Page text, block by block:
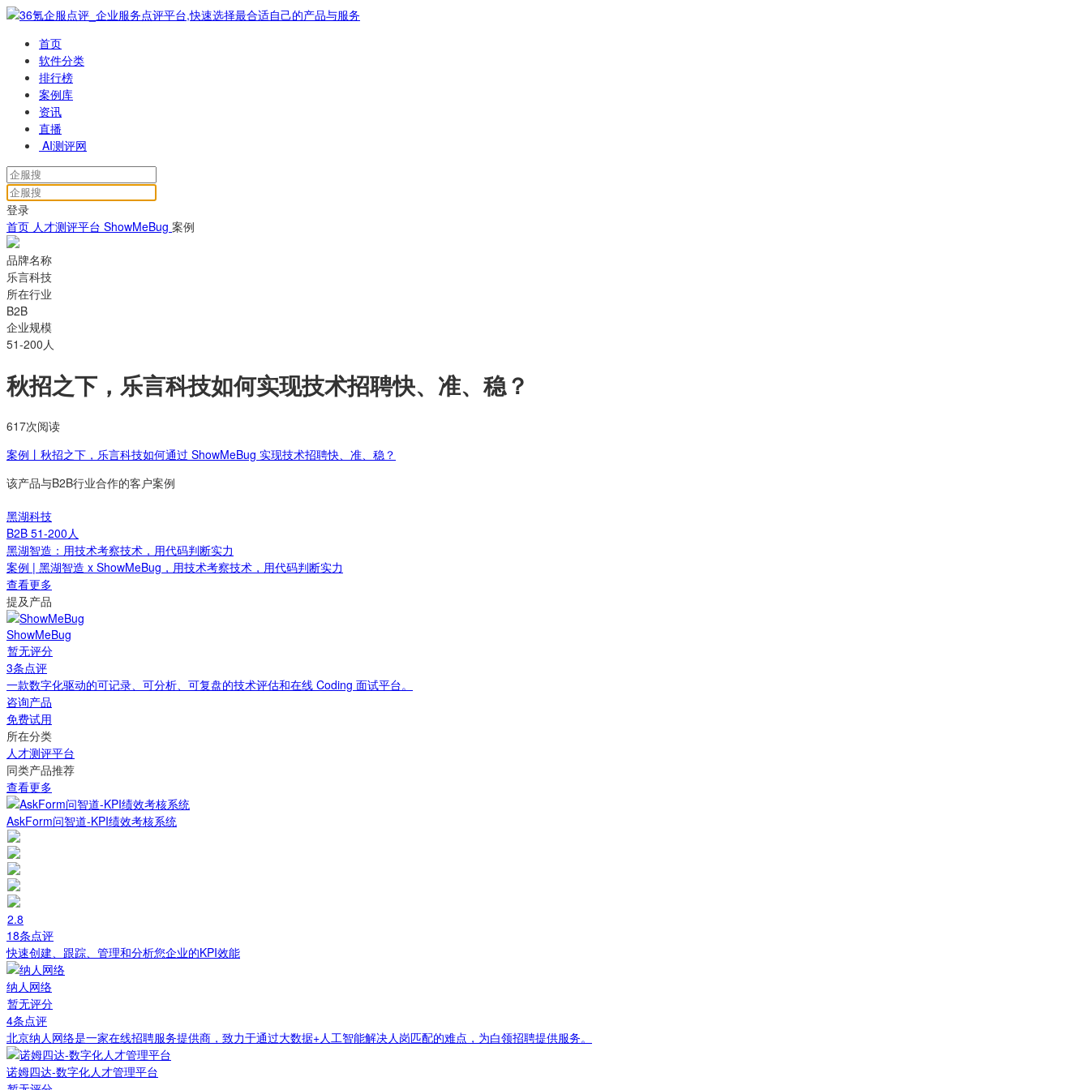
首页
软件分类
排行榜
案例库
资讯
直播
AI测评网
登录
首页 人才测评平台 ShowMeBug 案例
品牌名称
乐言科技
所在行业
B2B
企业规模
51-200人
秋招之下，乐言科技如何实现技术招聘快、准、稳？
617次阅读
案例丨秋招之下，乐言科技如何通过 ShowMeBug 实现技术招聘快、准、稳？
该产品与B2B行业合作的客户案例
黑湖科技
B2B 51-200人
黑湖智造：用技术考察技术，用代码判断实力
案例 | 黑湖智造 x ShowMeBug，用技术考察技术，用代码判断实力
查看更多
提及产品
ShowMeBug
暂无评分
3条点评
一款数字化驱动的可记录、可分析、可复盘的技术评估和在线 Coding 面试平台。
咨询产品
免费试用
所在分类
人才测评平台
同类产品推荐
查看更多
AskForm问智道-KPI绩效考核系统
2.8
18条点评
快速创建、跟踪、管理和分析您企业的KPI效能
纳人网络
暂无评分
4条点评
北京纳人网络是一家在线招聘服务提供商，致力于通过大数据+人工智能解决人岗匹配的难点，为白领招聘提供服务。
诺姆四达-数字化人才管理平台